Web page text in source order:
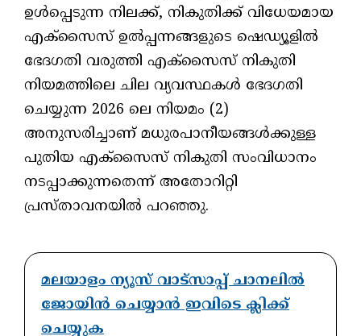
ഉള്‍പ്പെടുന്ന നിലക്ക്, നികുതിക്ക് വിധേയമായ
എക്‌സൈസ് ഉല്‍പ്പന്നങ്ങളുടെ ഷെഡ്യൂളില്‍
ഭേദഗതി വരുത്തി എക്‌സൈസ് നികുതി
നിയമത്തിലെ ചില വ്യവസ്ഥകള്‍ ഭേദഗതി
ചെയ്യുന്ന 2026 ലെ നിയമം (2)
അനുസരിച്ചാണ് മധുരപാനീയങ്ങള്‍ക്കുള്ള
പുതിയ എക്‌സൈസ് നികുതി സംവിധാനം
നടപ്പാക്കുന്നതെന്ന് അതോറിറ്റി
പ്രസ്താവനയില്‍ പറഞ്ഞു.
മലയാളം ന്യൂസ് വാട്സാപ്പ് ചാനലിൽ
ജോയിൻ ചെയ്യാൻ ഇവിടെ ക്ലിക്ക്
ചെയ്യുക